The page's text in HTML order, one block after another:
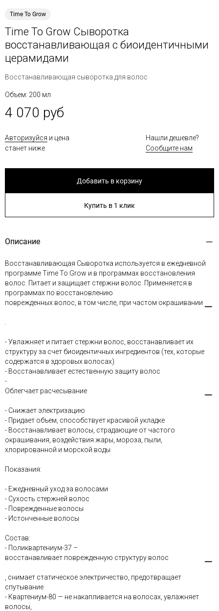
Time To Grow
Time To Grow Сыворотка
восстанавливающая с биоидентичными
церамидами
Восстанавливающая сыворотка для волос
Объем: 200 мл
4 070 руб
Авторизуйся и цена
станет ниже
Нашли дешевле?
Сообщите нам
Добавить в корзину
Купить в 1 клик
Описание
Восстанавливающая Сыворотка используется в ежедневной
программе Time To Grow и в программах восстановления
волос. Питает и защищает стержни волос. Применяется в
программах по восстановлению
поврежденных волос, в том числе, при частом окрашивании
- Увлажняет и питает стержни волос, восстанавливает их
структуру за счет биоидентичных ингредиентов (тех, которые
содержатся в здоровых волосах)
- Восстанавливает естественную защиту волос
-
Облегчает расчесывание
- Снижает электризацию
- Придает объем, способствует красивой укладке
- Восстанавливает волосы, страдающие от частого
окрашивания, воздействия жары, мороза, пыли,
хлорированной и морской воды
Показания:
- Ежедневный уход за волосами
- Сухость стержней волос
- Поврежденные волосы
- Истонченные волосы
Состав:
- Поликвартениум-37 –
восстанавливает поврежденную структуру волос
, снимает статическое электричество, предотвращает
спутывание
- Квартениум-80 — не накапливается на волосах, увлажняет
волосы,